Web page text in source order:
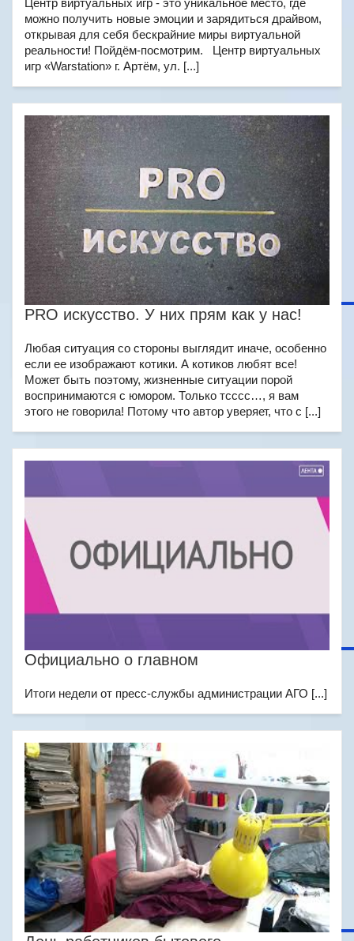
Центр виртуальных игр - это уникальное место, где
можно получить новые эмоции и зарядиться драйвом,
открывая для себя бескрайние миры виртуальной
реальности! Пойдём-посмотрим. Центр виртуальных
игр «Warstation» г. Артём, ул. [...]
PRO искусство. У них прям как у нас!
Любая ситуация со стороны выглядит иначе, особенно
если ее изображают котики. А котиков любят все!
Может быть поэтому, жизненные ситуации порой
воспринимаются с юмором. Только тсссс…, я вам
этого не говорила! Потому что автор уверяет, что с [...]
Официально о главном
Итоги недели от пресс-службы администрации АГО [...]